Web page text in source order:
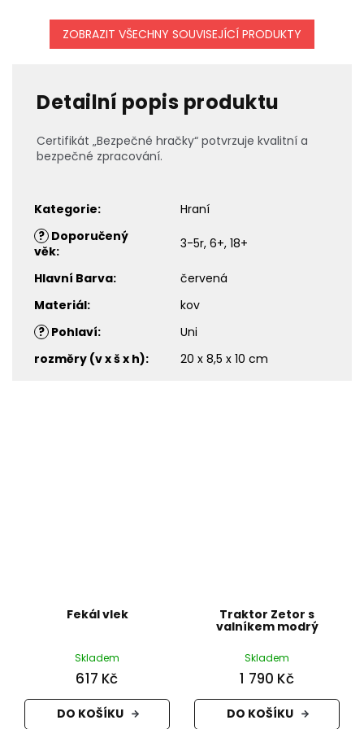
ZOBRAZIT VŠECHNY SOUVISEJÍCÍ PRODUKTY
Detailní popis produktu
Certifikát „Bezpečné hračky“ potvrzuje kvalitní a
bezpečné zpracování.
Kategorie:
Hraní
? Doporučený
věk: 3-5r, 6+, 18+
Hlavní Barva:
červená
Materiál:
kov
? Pohlaví:
Uni
rozměry (v x š x h): 20 x 8,5 x 10 cm
Fekál vlek
Skladem
617 Kč
DO KOŠÍKU
Traktor Zetor s
valníkem modrý
Skladem
1 790 Kč
DO KOŠÍKU